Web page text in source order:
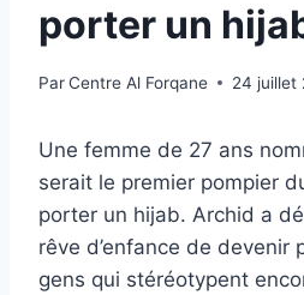
porter un
ParCentre Al Forqane 24 juillet
Une femme de 27 ans
serait le premier pompier
porter un hijab. Archid a
rêve d’enfance de devenir
gens qui stéréotypent